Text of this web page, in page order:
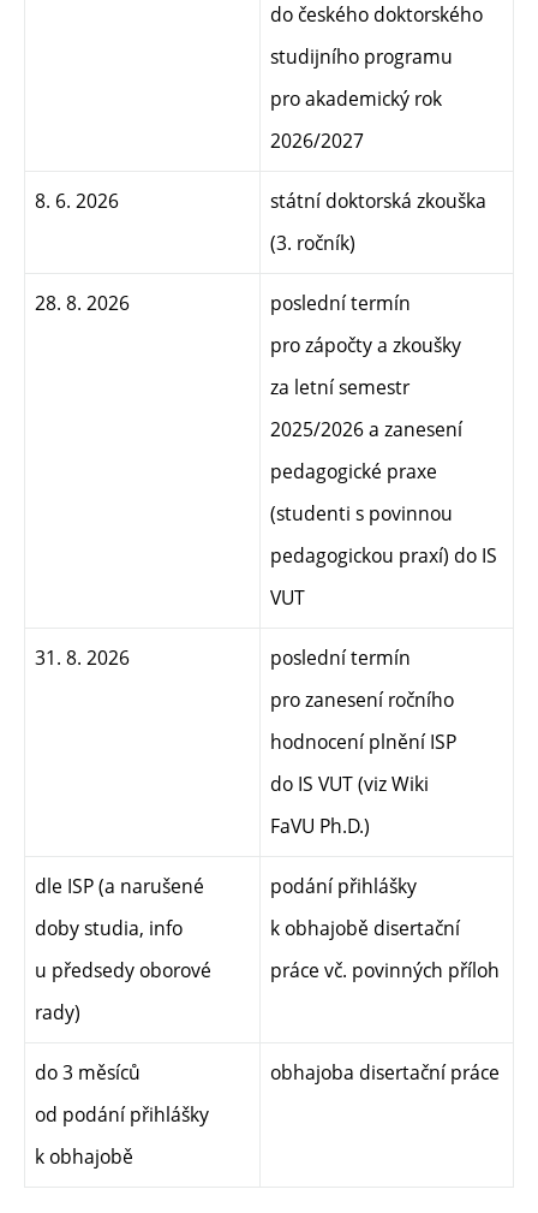
do českého doktorského
studijního programu
pro akademický rok
2026/2027
8. 6. 2026
státní doktorská zkouška
(3. ročník)
28. 8. 2026
poslední termín
pro zápočty a zkoušky
za letní semestr
2025/2026 a zanesení
pedagogické praxe
(studenti s povinnou
pedagogickou praxí) do IS
VUT
31. 8. 2026
poslední termín
pro zanesení ročního
hodnocení plnění ISP
do IS VUT (viz Wiki
FaVU Ph.D.)
dle ISP (a narušené
doby studia, info
u předsedy oborové
rady)
podání přihlášky
k obhajobě disertační
práce vč. povinných příloh
do 3 měsíců
od podání přihlášky
k obhajobě
obhajoba disertační práce